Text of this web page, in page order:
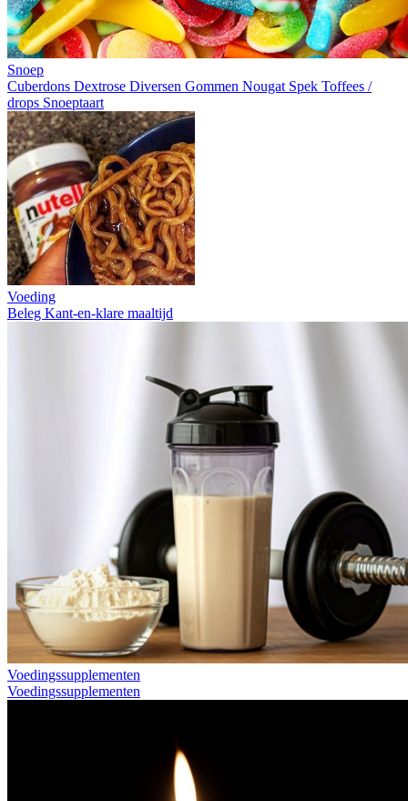
Snoep
Cuberdons Dextrose Diversen Gommen Nougat Spek Toffees /
drops Snoeptaart
Voeding
Beleg Kant-en-klare maaltijd
Voedingssupplementen
Voedingssupplementen